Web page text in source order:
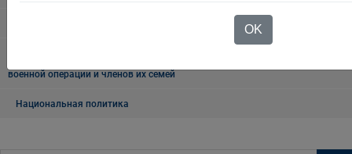
военной операции и членов их семей
Национальная политика
OK